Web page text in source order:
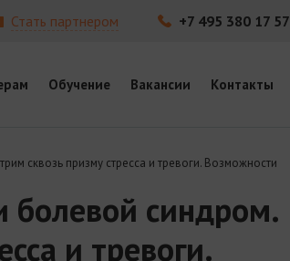
Стать партнером +7 495 380 17 57
Обучение Вакансии Контакты
сквозь призму стресса и тревоги. Возможности
болевой синдром.
и тревоги.